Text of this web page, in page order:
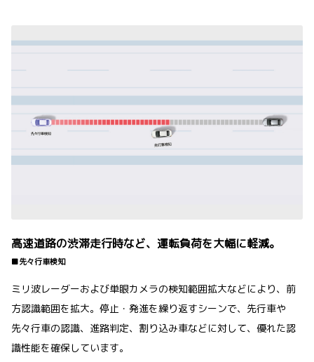
高速道路の渋滞走行時など、運転負荷を大幅に軽減。
■先々行車検知
ミリ波レーダーおよび単眼カメラの検知範囲拡大などにより、前
方認識範囲を拡大。停止・発進を繰り返すシーンで、先行車や
先々行車の認識、進路判定、割り込み車などに対して、優れた認
識性能を確保しています。